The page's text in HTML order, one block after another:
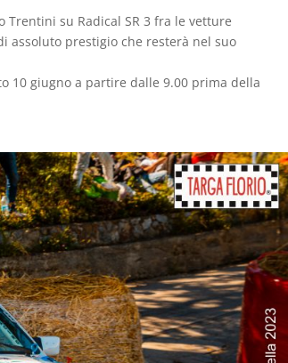
Trentini su Radical SR 3 fra le vetture
assoluto prestigio che resterà nel suo
10 giugno a partire dalle 9.00 prima della